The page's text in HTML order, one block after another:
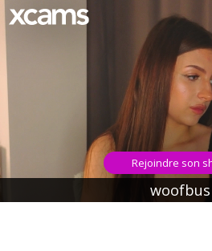
woofbus
Rejoindre son